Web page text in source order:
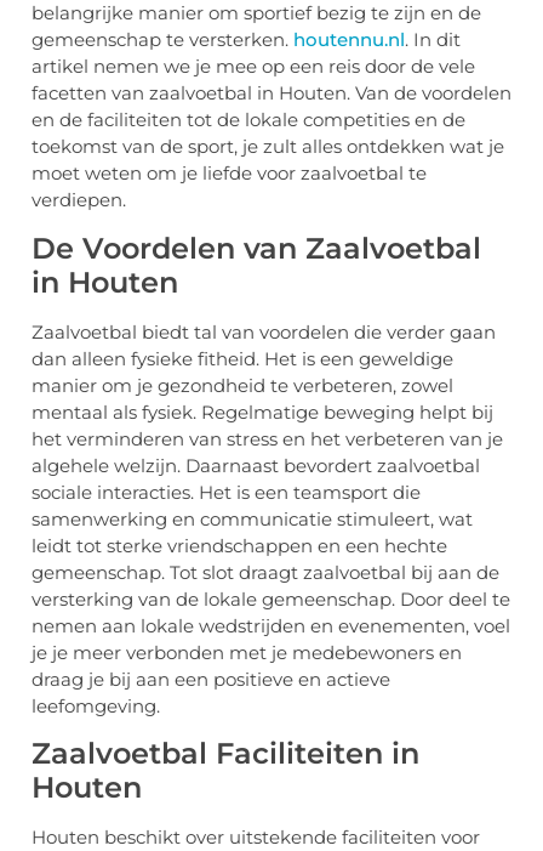
belangrijke manier om sportief bezig te zijn en de
gemeenschap te versterken. houtennu.nl. In dit
artikel nemen we je mee op een reis door de vele
facetten van zaalvoetbal in Houten. Van de voordelen
en de faciliteiten tot de lokale competities en de
toekomst van de sport, je zult alles ontdekken wat je
moet weten om je liefde voor zaalvoetbal te
verdiepen.
De Voordelen van Zaalvoetbal
in Houten
Zaalvoetbal biedt tal van voordelen die verder gaan
dan alleen fysieke fitheid. Het is een geweldige
manier om je gezondheid te verbeteren, zowel
mentaal als fysiek. Regelmatige beweging helpt bij
het verminderen van stress en het verbeteren van je
algehele welzijn. Daarnaast bevordert zaalvoetbal
sociale interacties. Het is een teamsport die
samenwerking en communicatie stimuleert, wat
leidt tot sterke vriendschappen en een hechte
gemeenschap. Tot slot draagt zaalvoetbal bij aan de
versterking van de lokale gemeenschap. Door deel te
nemen aan lokale wedstrijden en evenementen, voel
je je meer verbonden met je medebewoners en
draag je bij aan een positieve en actieve
leefomgeving.
Zaalvoetbal Faciliteiten in
Houten
Houten beschikt over uitstekende faciliteiten voor